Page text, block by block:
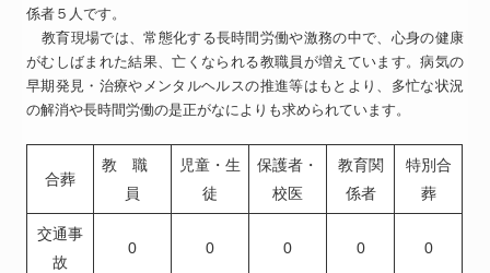
係者５人です。
教育現場では、常態化する長時間労働や激務の中で、心身の健康
がむしばまれた結果、亡くなられる教職員が増えています。病気の
早期発見・治療やメンタルヘルスの推進等はもとより、多忙な状況
の解消や長時間労働の是正がなによりも求められています。
合葬
教 職
員
児童・生
徒
保護者・
校医
教育関
係者
特別合
葬
交通事
故
0 0 0 0 0